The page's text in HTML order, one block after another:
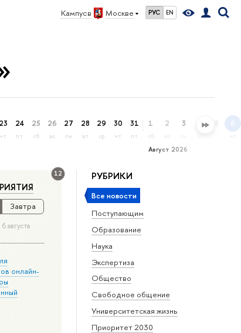
Кампус в Москве РУС EN
23
чт
24
пт
25
сб
26
вс
27
пн
28
вт
29
ср
30
чт
31
пт
Август 2026
1
сб
2 3 4 5 6
чт
РУБРИКИ
Все новости
Поступающим
Образование
Наука
Экспертиза
Общество
Свободное общение
Университетская жизнь
Приоритет 2030
12
Завтра
августа
онлайн-